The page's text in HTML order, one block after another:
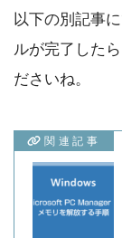
以下の別記事
ルが完了した
ださいね。
関連記事